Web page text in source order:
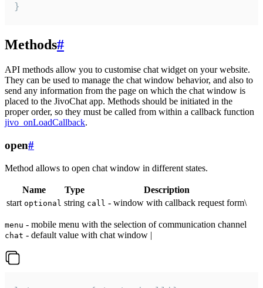
}
Methods#
API methods allow you to customise chat widget on your website.
They can be used to manage the chat window behavior, and also to
send any information from the page on which the chat window is
placed to the JivoChat app. Methods should be initiated in the
proper order, so they must be called from within a callback function
jivo_onLoadCallback.
open#
Method allows to open chat window in different states.
Name Type
Description
start optional string call - window with callback request form\
menu - mobile menu with the selection of communication channel
chat - default value with chat window |